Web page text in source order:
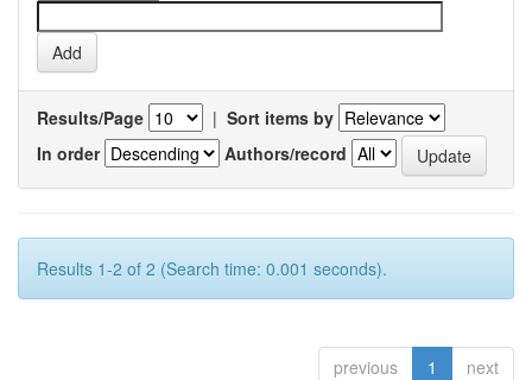
Results/Page | Sort items by
In order
Authors/record
Results 1-2 of 2 (Search time: 0.001 seconds).
previous 1 next